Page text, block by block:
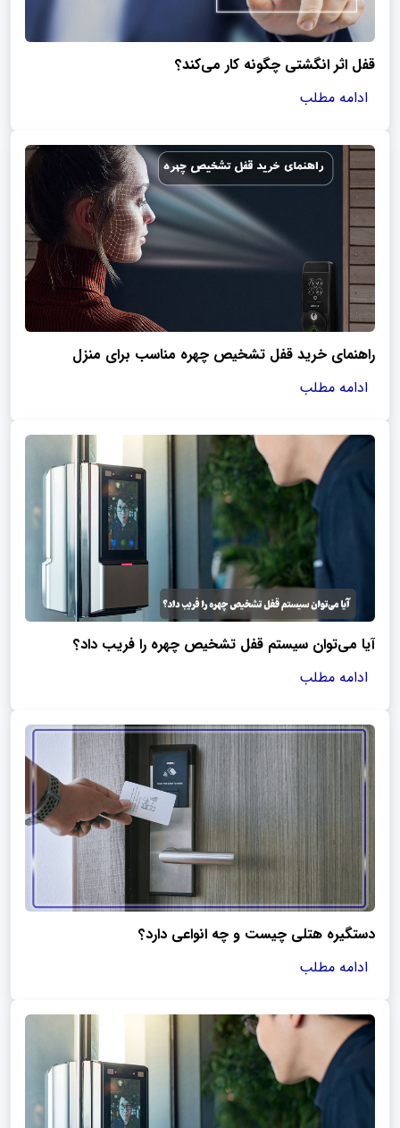
قفل اثر انگشتی چگونه کار می‌کند؟
ادامه مطلب
راهنمای خرید قفل تشخیص چهره مناسب برای منزل
ادامه مطلب
آیا می‌توان سیستم قفل تشخیص چهره را فریب داد؟
ادامه مطلب
دستگیره هتلی چیست و چه انواعی دارد؟
ادامه مطلب